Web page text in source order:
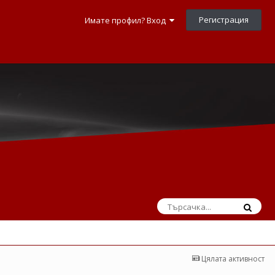
Имате профил? Вход Регистрация
Цялата активност